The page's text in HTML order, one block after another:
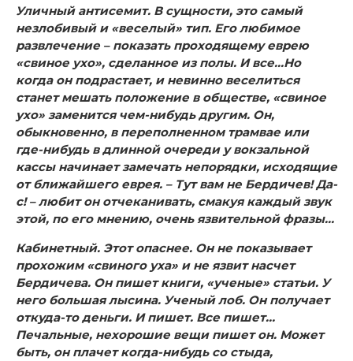
Уличный антисемит. В сущности, это самый
незлобивый и «веселый» тип. Его любимое
развлечение – показать проходящему еврею
«свиное ухо», сделанное из полы. И все…Но
когда он подрастает, и невинно веселиться
станет мешать положение в обществе, «свиное
ухо» заменится чем-нибудь другим. Он,
обыкновенно, в переполненном трамвае или
где-нибудь в длинной очереди у вокзальной
кассы начинает замечать непорядки, исходящие
от ближайшего еврея. – Тут вам не Бердичев! Да-
с! – любит он отчеканивать, смакуя каждый звук
этой, по его мнению, очень язвительной фразы…
Кабинетный. Этот опаснее. Он не показывает
прохожим «свиного уха» и не язвит насчет
Бердичева. Он пишет книги, «ученые» статьи. У
него большая лысина. Ученый лоб. Он получает
откуда-то деньги. И пишет. Все пишет…
Печальные, нехорошие вещи пишет он. Может
быть, он плачет когда-нибудь со стыда,